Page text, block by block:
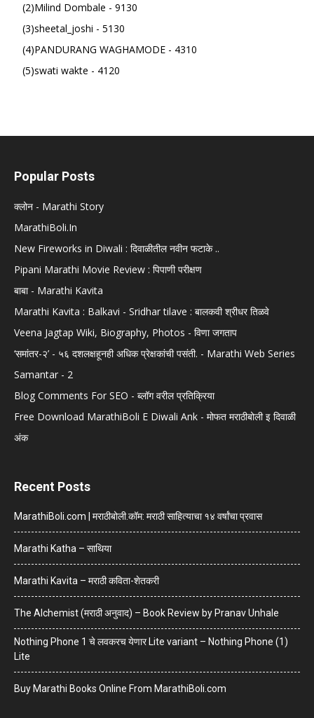
(2)Milind Dombale - 9130
(3)sheetal_joshi - 5130
(4)PANDURANG WAGHAMODE - 4310
(5)swati wakte - 4120
Popular Posts
क्लोन - Marathi Story
MarathiBoli.In
New Fireworks in Diwali : दिवाळीतील नवीन फटाके ..
Pipani Marathi Movie Review : पिपाणी परीक्षण
बाबा - Marathi Kavita
Marathi Kavita : Balkavi - Sridhar tilave : बालकवी श्रीधर तिळवे
Veena Jagtap Wiki, Biography, Photos - विणा जगताप
‘समांतर-२’ - ५६ दशलक्षहूनही अधिक प्रेक्षकांची पसंती. - Marathi Web Series
Samantar - 2
Blog Comments For SEO - ब्लॉग वरील प्रतिक्रिया
Free Download MarathiBoli E Diwali Ank - मोफत मराठीबोली इ दिवाळी
अंक
Recent Posts
MarathiBoli.com | मराठीबोली.कॉम: मराठी साहित्याचा १४ वर्षांचा प्रवास
Marathi Katha – साथिया
Marathi Kavita – मराठी कविता-शेतकरी
The Alchemist (मराठी अनुवाद) – Book Review by Pranav Unhale
Nothing Phone 1 चे लवकरच येणार Lite variant – Nothing Phone (1)
Lite
Buy Marathi Books Online From MarathiBoli.com